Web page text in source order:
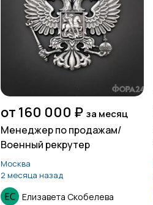
от 160 000 ₽ за месяц
Менеджер по продажам/
Военный рекрутер
Москва
2 месяца назад
Елизавета Скобелева